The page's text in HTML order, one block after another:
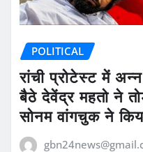
POLITICAL
रांची प्रोटेस्ट में
बैठे देवेंद्र महतो ने
सोनम वांगचुक ने